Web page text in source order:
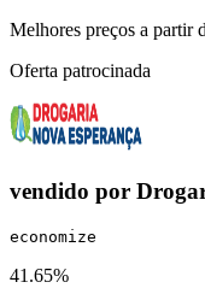
Melhores preços a partir
Oferta patrocinada
vendido por
economize
41.65%